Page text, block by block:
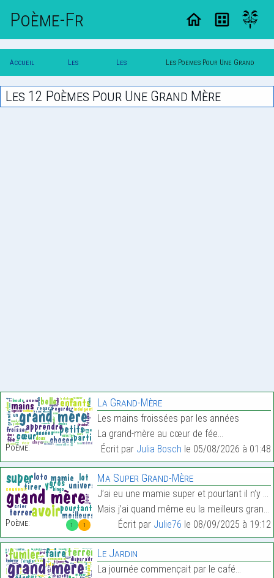
Poème-Fr
Accueil
Poesie
Les
Poemes
Les
Themes
Les Poemes Pour Une Grand
Les 12 Poèmes Pour Une Grand Mère
Poème:
La Grand-Mère
Les mains froissées par les années
La grand-mère au cœur de fée…
Écrit par Julia Bosch le 05/08/2026 à 01:48
1 1
Poème:
Ma Super Grand-Mère
J’ai eu une mamie super et pourtant il n’y en a pa
Mais j’ai quand même eu la meilleurs grand-mère de…
Écrit par Julie76 le 08/09/2025 à 19:12
Le Jardin
La journée commençait par le café…